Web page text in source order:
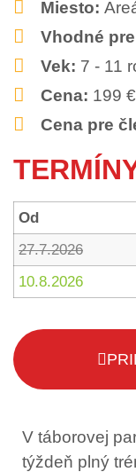
Miesto:
Vhodné
Vek: 7 - 11
Cena: 199 €
Cena pre
Od
27.7.2026
10.8.2026
V táborovej
týždeň plný